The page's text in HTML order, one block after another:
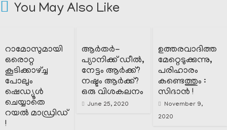
You May Also Like
റാമോസുമായി
ഒരൊറ്റ
കൂടിക്കാഴ്ച്ച
പോലും
ഷെഡ്യൂൾ
ചെയ്യാതെ
റയൽ മാഡ്രിഡ്‌
!
ആർതർ-
പ്യാനിക്ക് ഡീൽ,
നേട്ടം ആർക്ക്?
നഷ്ടം ആർക്ക്?
ഒരു വിശകലനം
June 25, 2020
ഉത്തരവാദിത്ത
മേറ്റെടുക്കുന്നു,
പരിഹാരം
കണ്ടെത്തും :
സിദാൻ !
November 9,
2020